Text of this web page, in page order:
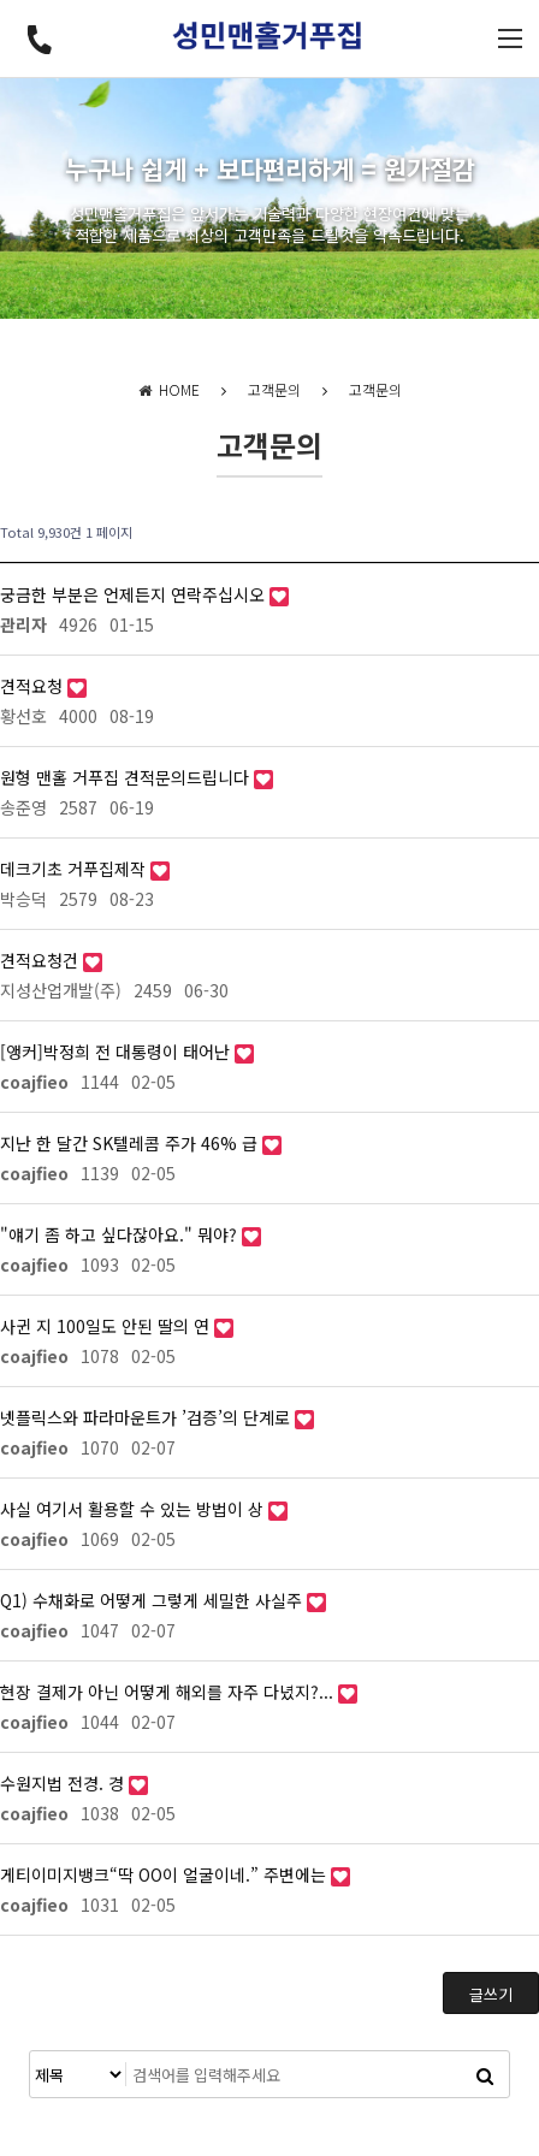
누구나 쉽게 + 보다편리하게 = 원가절감
성민맨홀거푸집은 앞서가는 기술력과 다양한 현장여건에 맞는
적합한 제품으로 최상의 고객만족을 드릴것을 약속드립니다.
HOME 고객문의 고객문의
고객문의
Total 9,930건 1 페이지
궁금한 부분은 언제든지 연락주십시오
관리자 4926 01-15
견적요청
황선호 4000 08-19
원형 맨홀 거푸집 견적문의드립니다
송준영 2587 06-19
데크기초 거푸집제작
박승덕
2579 08-23
견적요청건
지성산업개발(주) 2459 06-30
[앵커]박정희 전 대통령이 태어난
coajfieo 1144 02-05
지난 한 달간 SK텔레콤 주가 46% 급
coajfieo 1139 02-05
"얘기 좀 하고 싶다잖아요." 뭐야?
coajfieo 1093 02-05
사귄 지 100일도 안된 딸의 연
coajfieo 1078 02-05
넷플릭스와 파라마운트가 ’검증’의 단계로
coajfieo 1070 02-07
사실 여기서 활용할 수 있는 방법이 상
coajfieo 1069 02-05
Q1) 수채화로 어떻게 그렇게 세밀한 사실주
coajfieo 1047 02-07
현장 결제가 아닌 어떻게 해외를 자주 다녔지?...
coajfieo 1044 02-07
수원지법 전경. 경
coajfieo 1038 02-05
게티이미지뱅크“딱 OO이 얼굴이네.” 주변에는
coajfieo 1031 02-05
글쓰기